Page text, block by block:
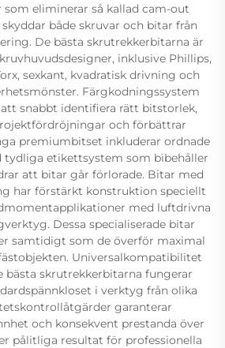
som eliminerar så kallad cam-out
både skruvar och bitar från
De bästa skrutrekkerbitarna är
inklusive Phillips,
sexkant, kvadratisk drivning och
Färgkodningssystem
snabbt identifiera rätt bitstorlek,
och förbättrar
premiumbitset inkluderar ordnade
etikettsystem som bibehåller
att bitar går förlorade. Bitar med
har förstärkt konstruktion speciellt
med luftdrivna
Dessa specialiserade bitar
samtidigt som de överför maximal
Universalkompatibilitet
bästa skrutrekkerbitarna fungerar
i verktyg från olika
garanterar
och konsekvent prestanda över
pålitliga resultat för professionella